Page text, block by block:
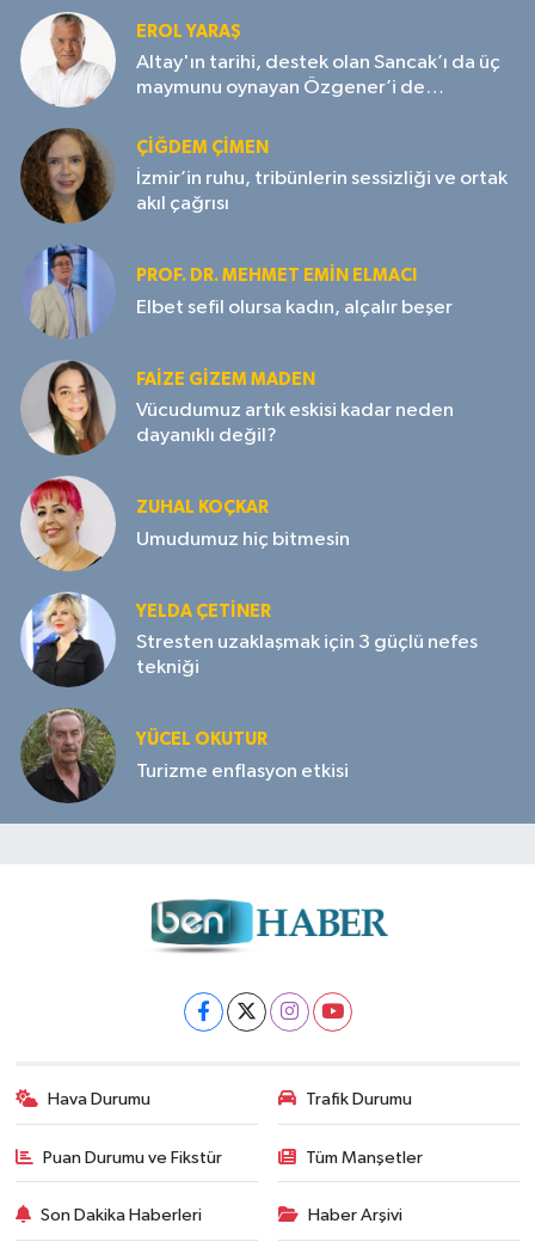
EROL YARAŞ
Altay'ın tarihi, destek olan Sancak’ı da üç
maymunu oynayan Özgener’i de
ÇIĞDEM ÇIMEN
İzmir’in ruhu, tribünlerin sessizliği ve ortak
akıl çağrısı
PROF. DR. MEHMET EMIN ELMACI
Elbet sefil olursa kadın, alçalır beşer
FAIZE GIZEM MADEN
Vücudumuz artık eskisi kadar neden
dayanıklı değil?
ZUHAL KOÇKAR
Umudumuz hiç bitmesin
YELDA ÇETİNER
Stresten uzaklaşmak için 3 güçlü nefes
tekniği
YÜCEL OKUTUR
Turizme enflasyon etkisi
Hava Durumu Trafik Durumu
Puan Durumu ve Fikstür Tüm Manşetler
Son Dakika Haberleri Haber Arşivi